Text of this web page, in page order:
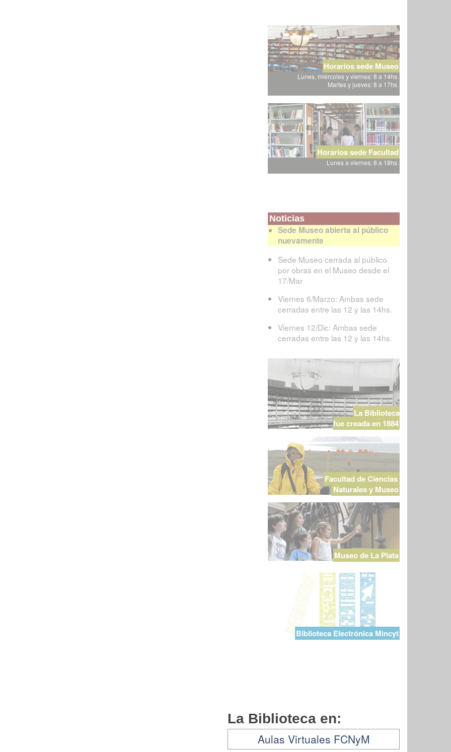
Horarios sede Museo
Lunes, miércoles y viernes: 8 a 14hs.
Martes y jueves: 8 a 17hs.
Horarios sede Facultad
Lunes a viernes: 8 a 18hs.
Noticias
Sede Museo abierta al público
nuevamente
Sede Museo cerrada al público
por obras en el Museo desde el
17/Mar
Viernes 6/Marzo: Ambas sede
cerradas entre las 12 y las 14hs.
Viernes 12/Dic: Ambas sede
cerradas entre las 12 y las 14hs.
La Biblioteca
fue creada en 1884
Facultad de Ciencias
Naturales y Museo
Museo de La Plata
Biblioteca Electrónica Mincyt
La Biblioteca en:
Aulas Virtuales FCNyM